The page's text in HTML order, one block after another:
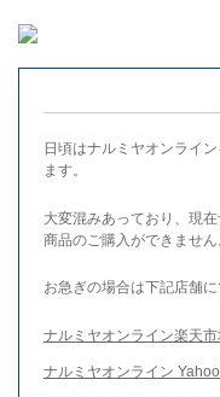
日頃はナルミヤオンライ
ます。
大変混みあっており、現
商品のご購入ができません
お急ぎの場合は下記店舗
ナルミヤオンライン楽天
ナルミヤオンライン